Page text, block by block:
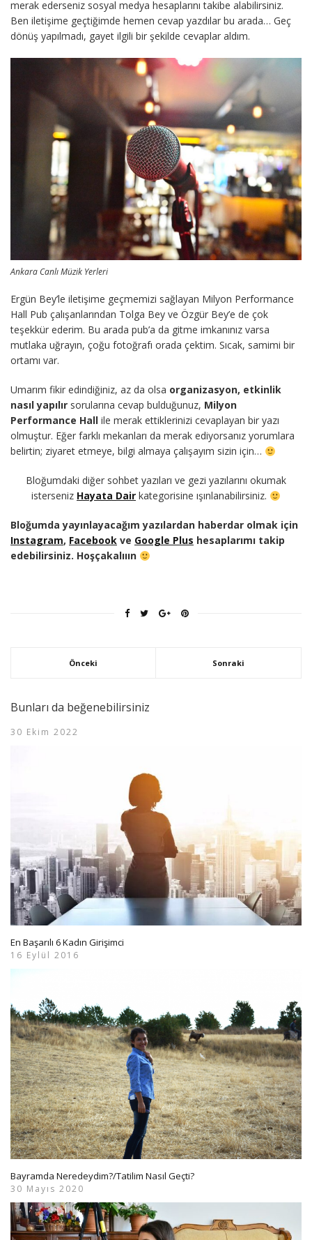
merak ederseniz sosyal medya hesaplarını takibe alabilirsiniz.
Ben iletişime geçtiğimde hemen cevap yazdılar bu arada… Geç
dönüş yapılmadı, gayet ilgili bir şekilde cevaplar aldım.
Ankara Canlı Müzik Yerleri
Ergün Bey’le iletişime geçmemizi sağlayan Milyon Performance
Hall Pub çalışanlarından Tolga Bey ve Özgür Bey’e de çok
teşekkür ederim. Bu arada pub’a da gitme imkanınız varsa
mutlaka uğrayın, çoğu fotoğrafı orada çektim. Sıcak, samimi bir
ortamı var.
Umarım fikir edindiğiniz, az da olsa organizasyon, etkinlik
nasıl yapılır sorularına cevap bulduğunuz, Milyon
Performance Hall ile merak ettiklerinizi cevaplayan bir yazı
olmuştur. Eğer farklı mekanları da merak ediyorsanız yorumlara
belirtin; ziyaret etmeye, bilgi almaya çalışayım sizin için…
Bloğumdaki diğer sohbet yazıları ve gezi yazılarını okumak
isterseniz Hayata Dair kategorisine ışınlanabilirsiniz.
Bloğumda yayınlayacağım yazılardan haberdar olmak için
Instagram, Facebook ve Google Plus hesaplarımı takip
edebilirsiniz. Hoşçakalııın
Önceki Sonraki
Bunları da beğenebilirsiniz
30 Ekim 2022
En Başarılı 6 Kadın Girişimci
16 Eylül 2016
Bayramda Neredeydim?/Tatilim Nasıl Geçti?
30 Mayıs 2020